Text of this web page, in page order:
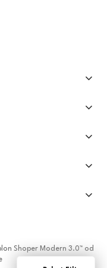
Shoper Modern 3.0™ od